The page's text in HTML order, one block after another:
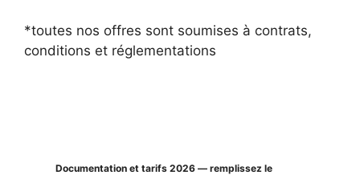
*toutes nos offres sont soumises à contrats,
conditions et réglementations
Documentation et tarifs 2026 — remplissez le